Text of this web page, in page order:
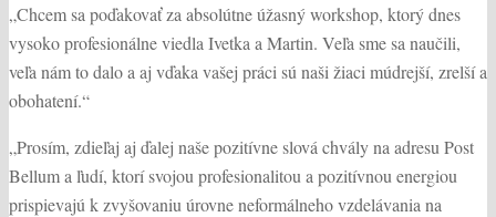
„Chcem sa poďakovať za absolútne úžasný workshop, ktorý dnes
vysoko profesionálne viedla Ivetka a Martin. Veľa sme sa naučili,
veľa nám to dalo a aj vďaka vašej práci sú naši žiaci múdrejší, zrelší a
obohatení.“
„Prosím, zdieľaj aj ďalej naše pozitívne slová chvály na adresu Post
Bellum a ľudí, ktorí svojou profesionalitou a pozitívnou energiou
prispievajú k zvyšovaniu úrovne neformálneho vzdelávania na